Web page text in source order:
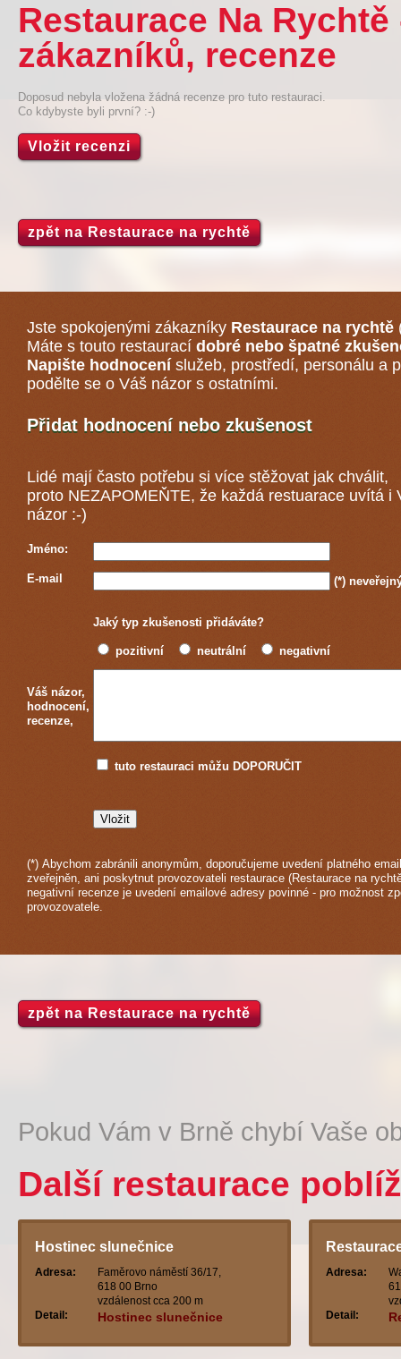
Restaurace Na
zákazníků, recenze
Doposud nebyla vložena žádná recenze pro tuto restauraci.
Co kdybyste byli první? :-)
Vložit recenzi
zpět na Restaurace na rychtě
Jste spokojenými zákazníky Restaurace na rychtě
Máte s touto restaurací dobré nebo špatné
Napište hodnocení služeb, prostředí, personálu a
podělte se o Váš názor s ostatními.
Přidat hodnocení nebo zkušenost
Lidé mají často potřebu si více stěžovat jak chválit,
proto NEZAPOMEŇTE, že každá restuarace uvítá i
názor :-)
Jméno:
E-mail (*)
Jaký typ zkušenosti přidáváte?
pozitivní neutrální negativní
Váš názor,
hodnocení,
recenze,
tuto restauraci můžu DOPORUČIT
(*) Abychom zabránili anonymům, doporučujeme uvedení platného
zveřejněn, ani poskytnut provozovateli restaurace (Restaurace na
negativní recenze je uvedení emailové adresy povinné - pro možnost
provozovatele.
zpět na Restaurace na rychtě
Pokud Vám v Brně chybí Vaše
Další restaurace
Hostinec slunečnice
Adresa:
Faměrovo náměstí 36/17,
618 00 Brno
vzdálenost cca 200 m
Detail:
Hostinec slunečnice
Adresa:
Detail: